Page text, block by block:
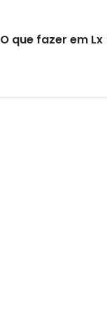
O que fazer em Lx